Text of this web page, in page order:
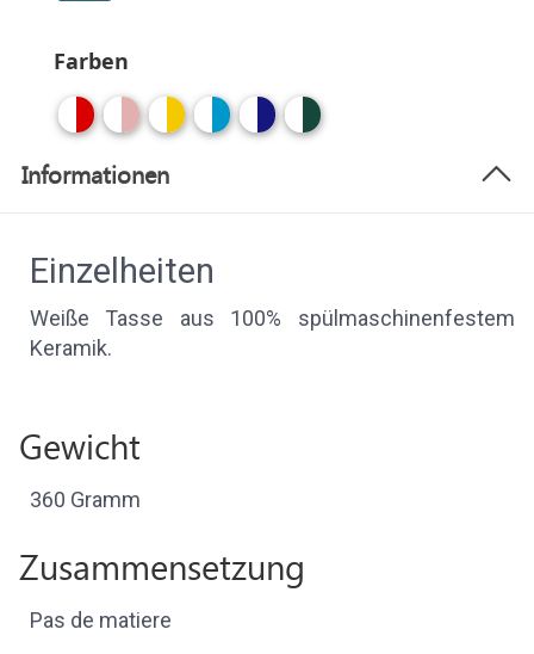
Farben
Informationen
Einzelheiten
Weiße Tasse aus 100% spülmaschinenfestem
Keramik.
Gewicht
360 Gramm
Zusammensetzung
Pas de matiere